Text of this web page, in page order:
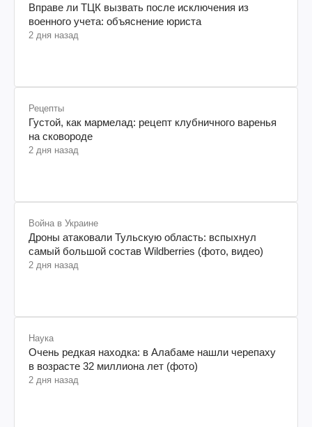
Вправе ли ТЦК вызвать после исключения из
военного учета: объяснение юриста
2 дня назад
Рецепты
Густой, как мармелад: рецепт клубничного варенья
на сковороде
2 дня назад
Война в Украине
Дроны атаковали Тульскую область: вспыхнул
самый большой состав Wildberries (фото, видео)
2 дня назад
Наука
Очень редкая находка: в Алабаме нашли черепаху
в возрасте 32 миллиона лет (фото)
2 дня назад